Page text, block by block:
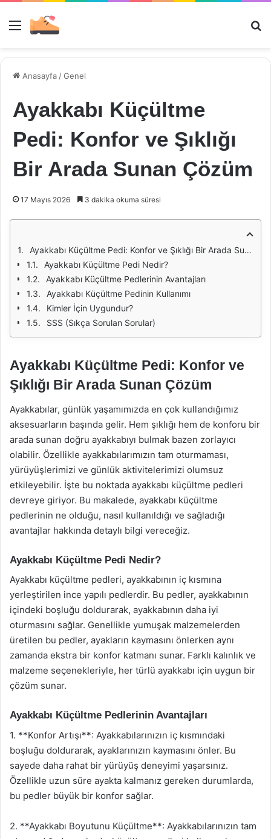
Menü
Anasayfa /Genel
Ayakkabı Küçültme
Pedi: Konfor ve Şıklığı
Bir Arada Sunan Çözüm
17 Mayıs 2026 3 dakika okuma süresi
Ayakkabı Küçültme Pedi: Konfor ve Şıklığı Bir Arada Sunan Çözüm
Ayakkabı Küçültme Pedi Nedir?
Ayakkabı Küçültme Pedlerinin Avantajları
Ayakkabı Küçültme Pedinin Kullanımı
Kimler İçin Uygundur?
SSS (Sıkça Sorulan Sorular)
Ayakkabı Küçültme Pedi: Konfor ve
Şıklığı Bir Arada Sunan Çözüm
Ayakkabılar, günlük yaşamımızda en çok kullandığımız
aksesuarların başında gelir. Hem şıklığı hem de konforu bir
arada sunan doğru ayakkabıyı bulmak bazen zorlayıcı
olabilir. Özellikle ayakkabılarımızın tam oturmaması,
yürüyüşlerimizi ve günlük aktivitelerimizi olumsuz
etkileyebilir. İşte bu noktada ayakkabı küçültme pedleri
devreye giriyor. Bu makalede, ayakkabı küçültme
pedlerinin ne olduğu, nasıl kullanıldığı ve sağladığı
avantajlar hakkında detaylı bilgi vereceğiz.
Ayakkabı Küçültme Pedi Nedir?
Ayakkabı küçültme pedleri, ayakkabının iç kısmına
yerleştirilen ince yapılı pedlerdir. Bu pedler, ayakkabının
içindeki boşluğu doldurarak, ayakkabının daha iyi
oturmasını sağlar. Genellikle yumuşak malzemelerden
üretilen bu pedler, ayakların kaymasını önlerken aynı
zamanda ekstra bir konfor katmanı sunar. Farklı kalınlık ve
malzeme seçenekleriyle, her türlü ayakkabı için uygun bir
çözüm sunar.
Ayakkabı Küçültme Pedlerinin Avantajları
1. **Konfor Artışı**: Ayakkabılarınızın iç kısmındaki
boşluğu doldurarak, ayaklarınızın kaymasını önler. Bu
sayede daha rahat bir yürüyüş deneyimi yaşarsınız.
Özellikle uzun süre ayakta kalmanız gereken durumlarda,
bu pedler büyük bir konfor sağlar.
2. **Ayakkabı Boyutunu Küçültme**: Ayakkabılarınızın tam